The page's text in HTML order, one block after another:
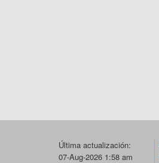
Última actualización:
07-Aug-2026 1:58 am